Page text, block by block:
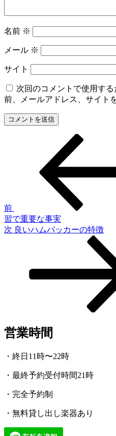
名前 ※
メール ※
サイト
次回のコメントで使用す
前、メールアドレス、サイト
ゲ
ー
前
習で重要な事実
次
次 良いハムバッカーの特徴
営業時間
・終日11時〜22時
・最終予約受付時間21時
・完全予約制
・無料貸し出し楽器あり